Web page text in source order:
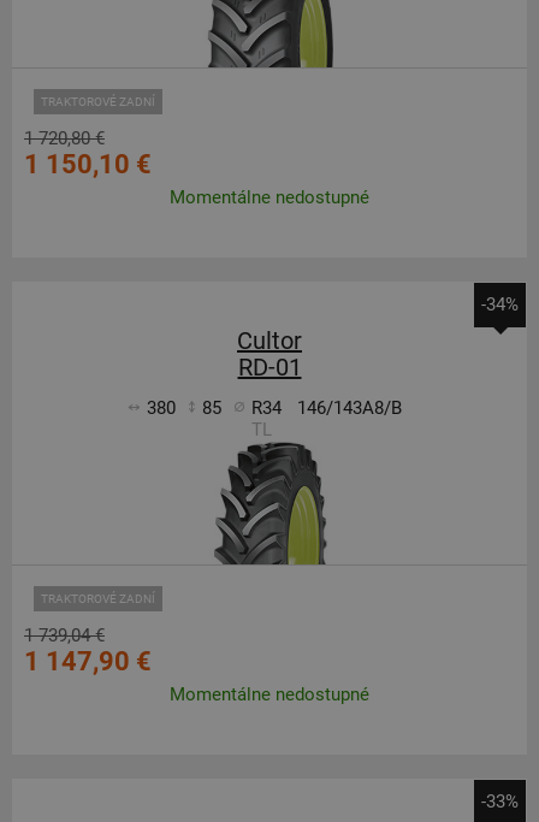
TRAKTOROVÉ ZADNÍ
1 720,80 €
1 150,10 €
Momentálne nedostupné
-34%
Cultor
RD-01
380 85 R34
146/143A8/B
TL
TRAKTOROVÉ ZADNÍ
1 739,04 €
1 147,90 €
Momentálne nedostupné
-33%